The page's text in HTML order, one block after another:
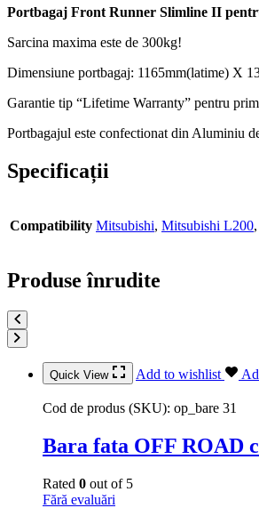
Portbagaj Front Runner Slimline II
Sarcina maxima este de 300kg!
Dimensiune portbagaj: 1165mm(latime) X
Garantie tip “Lifetime Warranty” pentru
Portbagajul este confectionat din Aluminiu
Specificații
Compatibility Mitsubishi, Mitsubishi L200,
Produse înrudite
Quick View Add to wishlist
Cod de produs (SKU): op_bare 31
Bara fata OFF ROAD
Rated 0 out of 5
Fără evaluări